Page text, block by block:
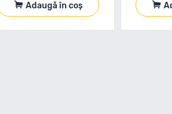
Adaugă în coș